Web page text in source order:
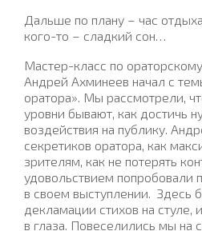
Дальше по плану – час
кого-то – сладкий сон…
Мастер-класс по
Андрей Ахминеев начал с
оратора». Мы рассмотрели,
уровни бывают, как достичь
воздействия на публику.
секретиков оратора, как
зрителям, как не потерять
удовольствием попробовали
в своем выступлении. Здесь
декламации стихов на стуле,
в глаза. Повеселились мы на